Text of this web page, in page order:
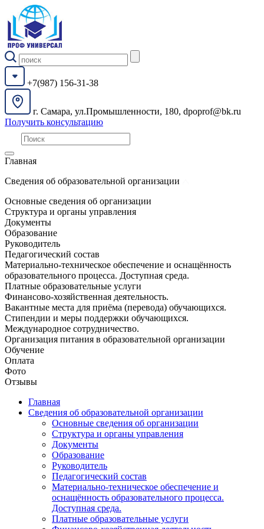
+7(987) 156-31-38
г. Самара, ул.Промышленности, 180, dpoprof@bk.ru
Получить консультацию
Главная
Сведения об образовательной организации
Основные сведения об организации
Структура и органы управления
Документы
Образование
Руководитель
Педагогический состав
Материально-техническое обеспечение и оснащённость
образовательного процесса. Доступная среда.
Платные образовательные услуги
Финансово-хозяйственная деятельность.
Вакантные места для приёма (перевода) обучающихся.
Стипендии и меры поддержки обучающихся.
Международное сотрудничество.
Организация питания в образовательной организации
Обучение
Оплата
Фото
Отзывы
Главная
Сведения об образовательной организации
Основные сведения об организации
Структура и органы управления
Документы
Образование
Руководитель
Педагогический состав
Материально-техническое обеспечение и
оснащённость образовательного процесса.
Доступная среда.
Платные образовательные услуги